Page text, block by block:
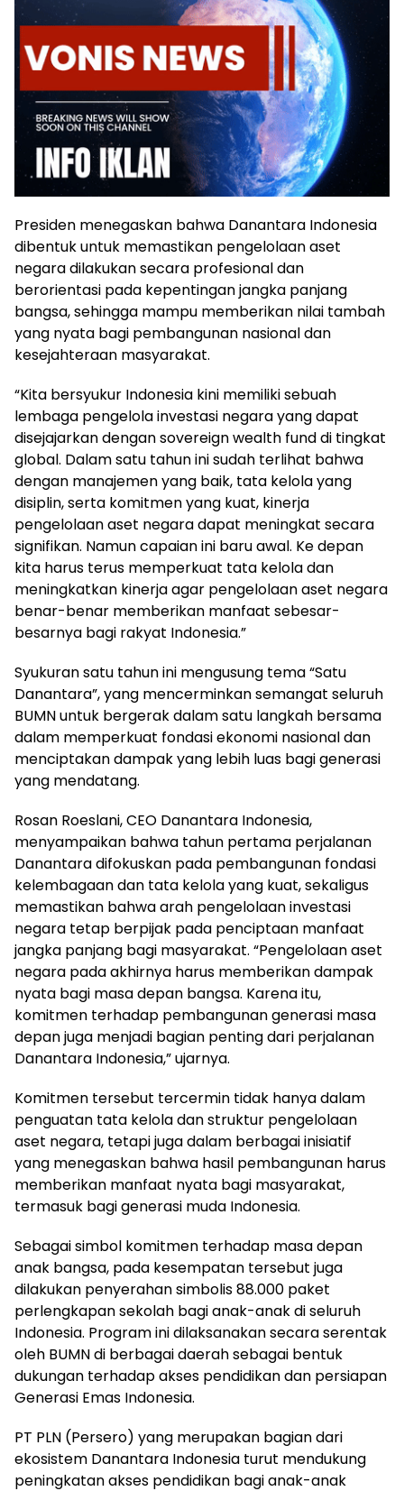
Presiden menegaskan bahwa Danantara Indonesia
dibentuk untuk memastikan pengelolaan aset
negara dilakukan secara profesional dan
berorientasi pada kepentingan jangka panjang
bangsa, sehingga mampu memberikan nilai tambah
yang nyata bagi pembangunan nasional dan
kesejahteraan masyarakat.
“Kita bersyukur Indonesia kini memiliki sebuah
lembaga pengelola investasi negara yang dapat
disejajarkan dengan sovereign wealth fund di tingkat
global. Dalam satu tahun ini sudah terlihat bahwa
dengan manajemen yang baik, tata kelola yang
disiplin, serta komitmen yang kuat, kinerja
pengelolaan aset negara dapat meningkat secara
signifikan. Namun capaian ini baru awal. Ke depan
kita harus terus memperkuat tata kelola dan
meningkatkan kinerja agar pengelolaan aset negara
benar-benar memberikan manfaat sebesar-
besarnya bagi rakyat Indonesia.”
Syukuran satu tahun ini mengusung tema “Satu
Danantara”, yang mencerminkan semangat seluruh
BUMN untuk bergerak dalam satu langkah bersama
dalam memperkuat fondasi ekonomi nasional dan
menciptakan dampak yang lebih luas bagi generasi
yang mendatang.
Rosan Roeslani, CEO Danantara Indonesia,
menyampaikan bahwa tahun pertama perjalanan
Danantara difokuskan pada pembangunan fondasi
kelembagaan dan tata kelola yang kuat, sekaligus
memastikan bahwa arah pengelolaan investasi
negara tetap berpijak pada penciptaan manfaat
jangka panjang bagi masyarakat. “Pengelolaan aset
negara pada akhirnya harus memberikan dampak
nyata bagi masa depan bangsa. Karena itu,
komitmen terhadap pembangunan generasi masa
depan juga menjadi bagian penting dari perjalanan
Danantara Indonesia,” ujarnya.
Komitmen tersebut tercermin tidak hanya dalam
penguatan tata kelola dan struktur pengelolaan
aset negara, tetapi juga dalam berbagai inisiatif
yang menegaskan bahwa hasil pembangunan harus
memberikan manfaat nyata bagi masyarakat,
termasuk bagi generasi muda Indonesia.
Sebagai simbol komitmen terhadap masa depan
anak bangsa, pada kesempatan tersebut juga
dilakukan penyerahan simbolis 88.000 paket
perlengkapan sekolah bagi anak-anak di seluruh
Indonesia. Program ini dilaksanakan secara serentak
oleh BUMN di berbagai daerah sebagai bentuk
dukungan terhadap akses pendidikan dan persiapan
Generasi Emas Indonesia.
PT PLN (Persero) yang merupakan bagian dari
ekosistem Danantara Indonesia turut mendukung
peningkatan akses pendidikan bagi anak-anak